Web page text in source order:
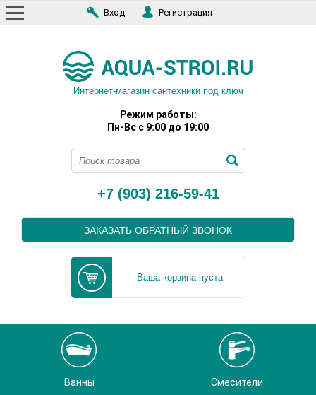
Вход Регистрация
Интернет-магазин сантехники под ключ
Режим работы:
Пн-Вс с 9:00 до 19:00
+7 (903) 216-59-41
ЗАКАЗАТЬ ОБРАТНЫЙ ЗВОНОК
Ваша корзина пуста
Ванны Смесители